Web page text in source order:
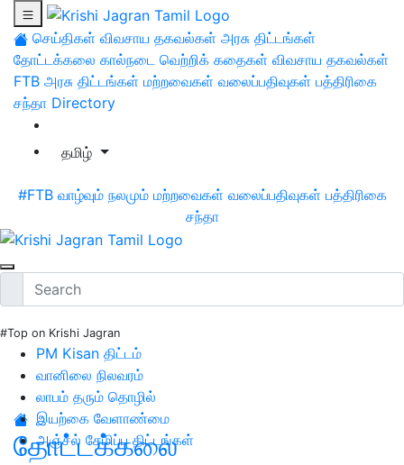
செய்திகள் விவசாய தகவல்கள் அரசு திட்டங்கள்
தோட்டக்கலை கால்நடை வெற்றிக் கதைகள் விவசாய தகவல்கள்
FTB அரசு திட்டங்கள் மற்றவைகள் வலைப்பதிவுகள் பத்திரிகை
சந்தா Directory
தமிழ்
#FTB வாழ்வும் நலமும் மற்றவைகள் வலைப்பதிவுகள் பத்திரிகை
சந்தா
#Top on Krishi Jagran
PM Kisan திட்டம்
வானிலை நிலவரம்
லாபம் தரும் தொழில்
இயற்கை வேளாண்மை
அஞ்சல் சேமிப்பு திட்டங்கள்
தோட்டக்கலை